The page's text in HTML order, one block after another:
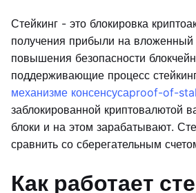
Стейкинг - это блокировка
получения прибыли на вложенный
повышения безопасности
поддерживающие процесс
механизме консенсусаproof-of-
заблокированной криптовалютой
блоки и на этом зарабатывают.
сравнить со сберегательным
Как работает